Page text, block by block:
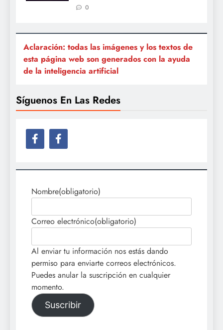
0
Aclaración: todas las imágenes y los textos de
esta página web son generados con la ayuda
de la inteligencia artificial
Síguenos En Las Redes
Nombre(obligatorio)
Correo electrónico(obligatorio)
Al enviar tu información nos estás dando
permiso para enviarte correos electrónicos.
Puedes anular la suscripción en cualquier
momento.
Suscribir